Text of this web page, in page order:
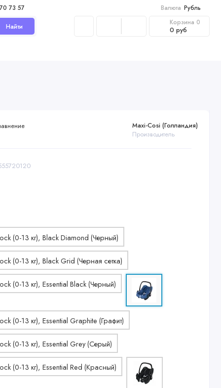
73 57 Валюта Рубль
Найти Корзина 0
0 руб
Maxi-Cosi (Голландия)
Производитель